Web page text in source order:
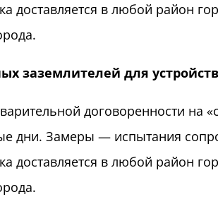
доставляется в любой район
заземлителей для
договоренности на
дни. Замеры — испытания
доставляется в любой район